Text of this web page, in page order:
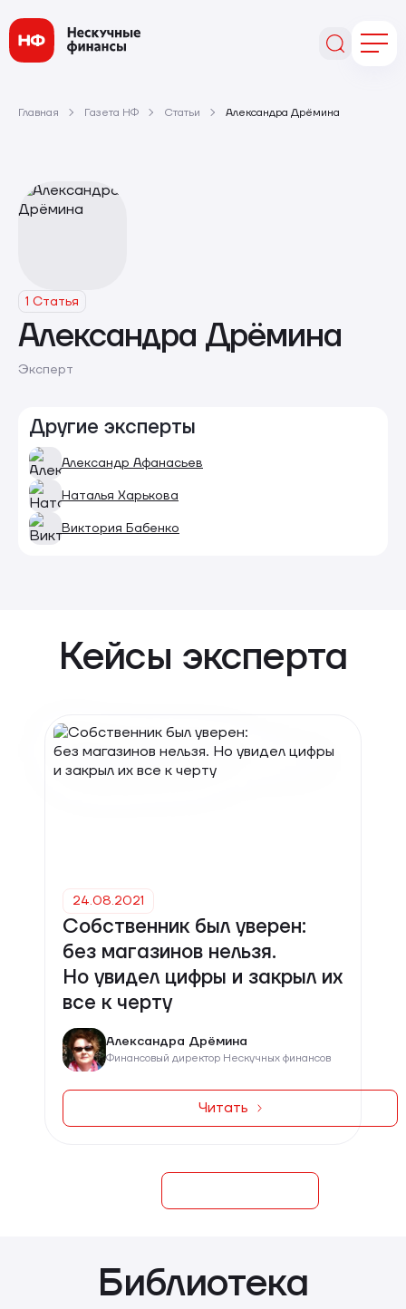
Главная Газета НФ Статьи Александра Дрёмина
1 Статья
Александра Дрёмина
Эксперт
Другие эксперты
Александр Афанасьев
Наталья Харькова
Виктория Бабенко
Кейсы эксперта
24.08.2021
Собственник был уверен:
без магазинов нельзя.
Но увидел цифры и закрыл их
все к черту
Александра Дрёмина
Финансовый директор Нескучных финансов
Читать
Библиотека